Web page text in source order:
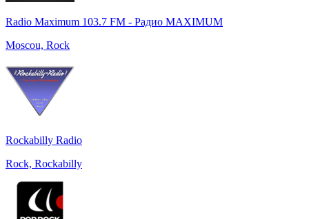
Radio Maximum 103.7 FM - Радио MAXIMUM
Moscou, Rock
Rockabilly Radio
Rock, Rockabilly